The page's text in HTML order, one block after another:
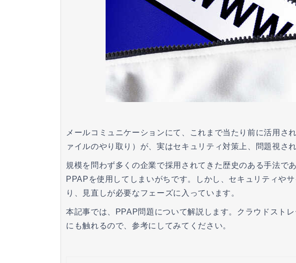
メールコミュニケーションにて、これまで当たり前に活用さ
ァイルのやり取り）が、実はセキュリティ対策上、問題視さ
規模を問わず多くの企業で採用されてきた歴史のある手法で
PPAPを使用してしまいがちです。しかし、セキュリティや
り、見直しが必要なフェーズに入っています。
本記事では、PPAP問題について解説します。クラウドスト
にも触れるので、参考にしてみてください。